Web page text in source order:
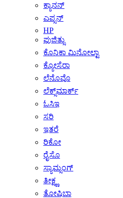
ಕ್ಯಾನನ್
ಎಪ್ಸನ್
HP
ಫುಜಿತ್ಸು
ಕೊನಿಕಾ ಮಿನೋಲ್ಟಾ
ಕ್ಯೋಸೆರಾ
ಲೆನೊವೊ
ಲೆಕ್ಸ್‌ಮಾರ್ಕ್
ಓಸಿಇ
ಸರಿ
ಇತರೆ
ರಿಕೋ
ರೈಸೊ
ಸ್ಯಾಮ್ಸಂಗ್
ತೀಕ್ಷ್ಣ
ತೋಷಿಬಾ